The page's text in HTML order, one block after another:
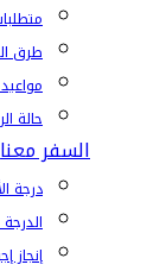
طرق
حالة
السفر معنا
درجة
إنجاز